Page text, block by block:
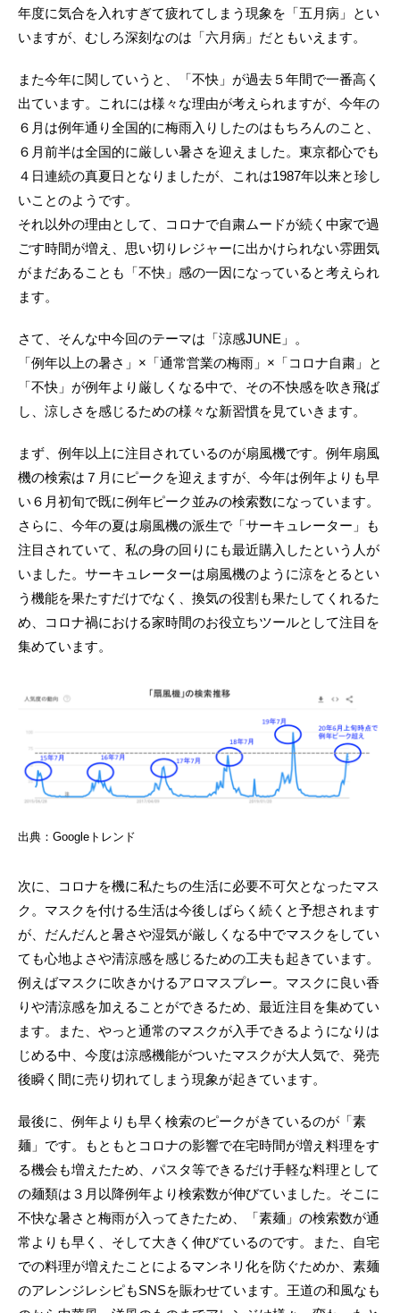
年度に気合を入れすぎて疲れてしまう現象を「五月病」とい
いますが、むしろ深刻なのは「六月病」だともいえます。
また今年に関していうと、「不快」が過去５年間で一番高く
出ています。これには様々な理由が考えられますが、今年の
６月は例年通り全国的に梅雨入りしたのはもちろんのこと、
６月前半は全国的に厳しい暑さを迎えました。東京都心でも
４日連続の真夏日となりましたが、これは1987年以来と珍し
いことのようです。
それ以外の理由として、コロナで自粛ムードが続く中家で過
ごす時間が増え、思い切りレジャーに出かけられない雰囲気
がまだあることも「不快」感の一因になっていると考えられ
ます。
さて、そんな中今回のテーマは「涼感JUNE」。
「例年以上の暑さ」×「通常営業の梅雨」×「コロナ自粛」と
「不快」が例年より厳しくなる中で、その不快感を吹き飛ば
し、涼しさを感じるための様々な新習慣を見ていきます。
まず、例年以上に注目されているのが扇風機です。例年扇風
機の検索は７月にピークを迎えますが、今年は例年よりも早
い６月初旬で既に例年ピーク並みの検索数になっています。
さらに、今年の夏は扇風機の派生で「サーキュレーター」も
注目されていて、私の身の回りにも最近購入したという人が
いました。サーキュレーターは扇風機のように涼をとるとい
う機能を果たすだけでなく、換気の役割も果たしてくれるた
め、コロナ禍における家時間のお役立ちツールとして注目を
集めています。
出典：Googleトレンド
次に、コロナを機に私たちの生活に必要不可欠となったマス
ク。マスクを付ける生活は今後しばらく続くと予想されます
が、だんだんと暑さや湿気が厳しくなる中でマスクをしてい
ても心地よさや清涼感を感じるための工夫も起きています。
例えばマスクに吹きかけるアロマスプレー。マスクに良い香
りや清涼感を加えることができるため、最近注目を集めてい
ます。また、やっと通常のマスクが入手できるようになりは
じめる中、今度は涼感機能がついたマスクが大人気で、発売
後瞬く間に売り切れてしまう現象が起きています。
最後に、例年よりも早く検索のピークがきているのが「素
麺」です。もともとコロナの影響で在宅時間が増え料理をす
る機会も増えたため、パスタ等できるだけ手軽な料理として
の麺類は３月以降例年より検索数が伸びていました。そこに
不快な暑さと梅雨が入ってきたため、「素麺」の検索数が通
常よりも早く、そして大きく伸びているのです。また、自宅
での料理が増えたことによるマンネリ化を防ぐためか、素麺
のアレンジレシピもSNSを賑わせています。王道の和風なも